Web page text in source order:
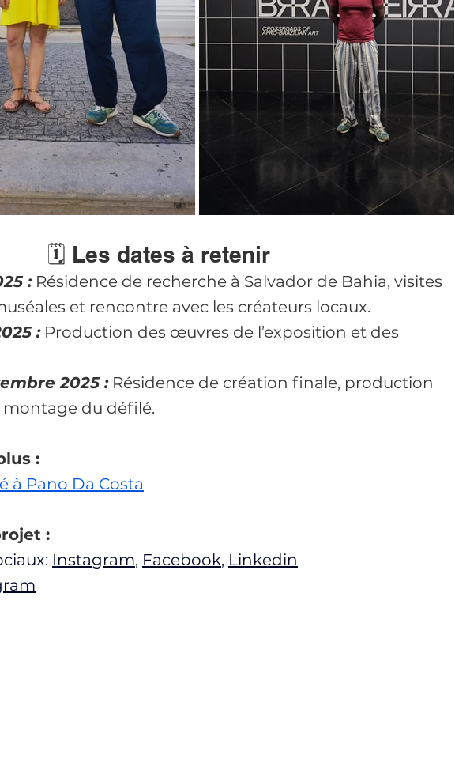
🗓️ Les dates à retenir
: Résidence de recherche à Salvador de Bahia, visites
et rencontre avec les créateurs locaux.
: Production des œuvres de l’exposition et des
2025 : Résidence de création finale, production
du défilé.
:
à Pano Da Costa
:
Instagram, Facebook, Linkedin